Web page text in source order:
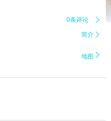
0条评论 
简介 
地图 